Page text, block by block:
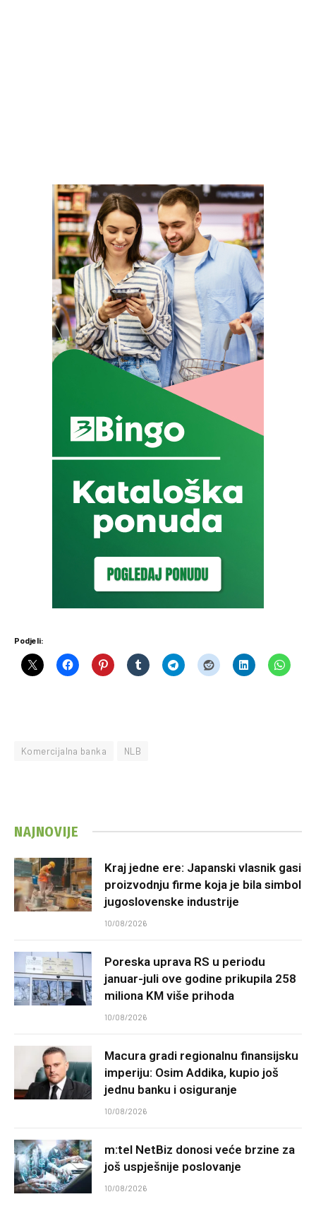
Podjeli:
Komercijalna banka NLB
NAJNOVIJE
Kraj jedne ere: Japanski vlasnik gasi
proizvodnju firme koja je bila simbol
jugoslovenske industrije
10/08/2026
Poreska uprava RS u periodu
januar-juli ove godine prikupila 258
miliona KM više prihoda
10/08/2026
Macura gradi regionalnu finansijsku
imperiju: Osim Addika, kupio još
jednu banku i osiguranje
10/08/2026
m:tel NetBiz donosi veće brzine za
još uspješnije poslovanje
10/08/2026